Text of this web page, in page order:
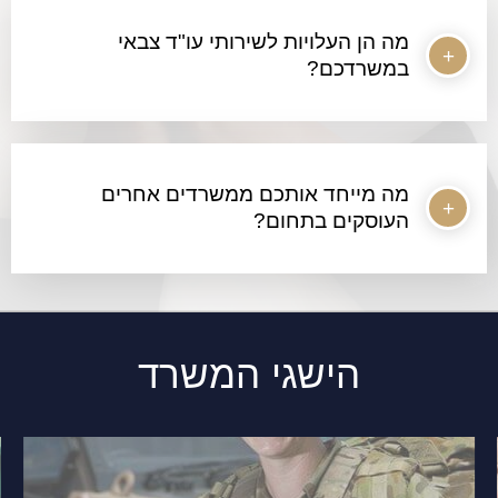
מה הן העלויות לשירותי עו"ד צבאי
במשרדכם?
מה מייחד אותכם ממשרדים אחרים
העוסקים בתחום?
הישגי המשרד